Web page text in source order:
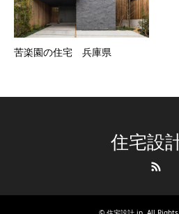
苦楽園の住宅 兵庫県
住宅設